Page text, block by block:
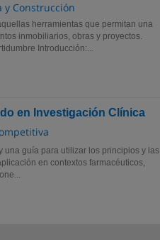
y Construcción
herramientas que permitan una
inmobiliarios, obras y proyectos.
Introducción:...
en Investigación Clínica
una guía para utilizar los principios y las
en contextos farmacéuticos,